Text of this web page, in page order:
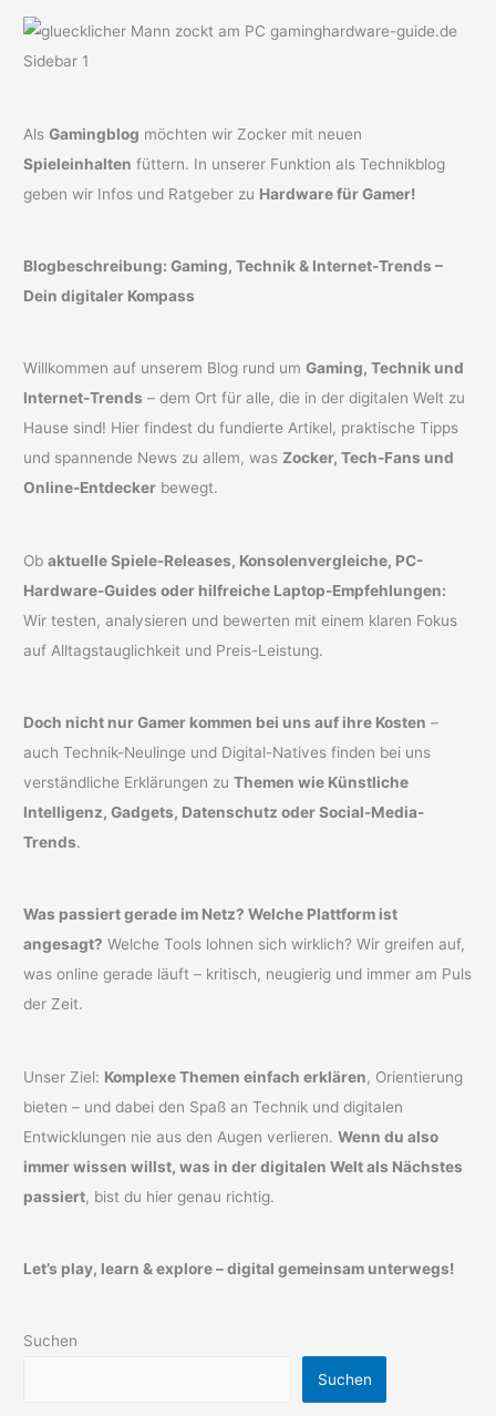
AlsGamingblog möchten wir Zocker mit neuen
Spieleinhalten füttern. In unserer Funktion als Technikblog
geben wir Infos und Ratgeber zu Hardware für Gamer!
Blogbeschreibung: Gaming, Technik & Internet-Trends –
Dein digitaler Kompass
Willkommen auf unserem Blog rund umGaming, Technik und
Internet-Trends – dem Ort für alle, die in der digitalen Welt zu
Hause sind! Hier findest du fundierte Artikel, praktische Tipps
und spannende News zu allem, wasZocker, Tech-Fans und
Online-Entdecker bewegt.
Obaktuelle Spiele-Releases, Konsolenvergleiche, PC-
Hardware-Guides oder hilfreiche Laptop-Empfehlungen:
Wir testen, analysieren und bewerten mit einem klaren Fokus
auf Alltagstauglichkeit und Preis-Leistung.
Doch nicht nur Gamer kommen bei uns auf ihre Kosten –
auch Technik-Neulinge und Digital-Natives finden bei uns
verständliche Erklärungen zuThemen wie Künstliche
Intelligenz, Gadgets, Datenschutz oder Social-Media-
Trends.
Was passiert gerade im Netz? Welche Plattform ist
angesagt? Welche Tools lohnen sich wirklich? Wir greifen auf,
was online gerade läuft – kritisch, neugierig und immer am Puls
der Zeit.
Unser Ziel: Komplexe Themen einfach erklären, Orientierung
bieten – und dabei den Spaß an Technik und digitalen
Entwicklungen nie aus den Augen verlieren.Wenn du also
immer wissen willst, was in der digitalen Welt als Nächstes
passiert, bist du hier genau richtig.
Let’s play, learn & explore – digital gemeinsam unterwegs!
Suchen
Suchen